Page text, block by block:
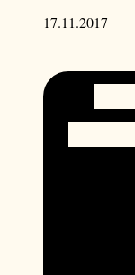
17.11.2017